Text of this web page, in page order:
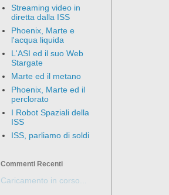
Streaming video in
diretta dalla ISS
Phoenix, Marte e
l'acqua liquida
L'ASI ed il suo Web
Stargate
Marte ed il metano
Phoenix, Marte ed il
perclorato
I Robot Spaziali della
ISS
ISS, parliamo di soldi
Commenti Recenti
Caricamento in corso...